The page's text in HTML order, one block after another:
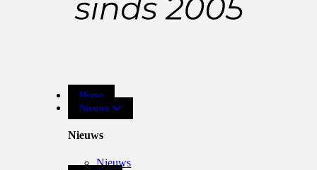
Home
Nieuws
Nieuws
Nieuws